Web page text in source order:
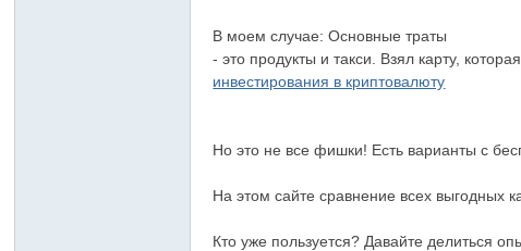
В моем случае: Основные траты
- это продукты и такси. Взял карту,
инвестирования в криптовалюту
Но это не все фишки! Есть варианты с
На этом сайте сравнение всех выгодных
Кто уже пользуется? Давайте делиться